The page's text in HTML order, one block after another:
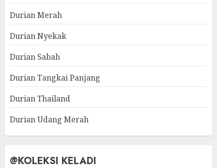
Durian Merah
Durian Nyekak
Durian Sabah
Durian Tangkai Panjang
Durian Thailand
Durian Udang Merah
@KOLEKSI KELADI